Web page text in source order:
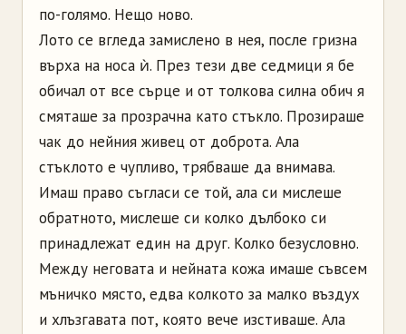
по-голямо. Нещо ново.
Лото се вгледа замислено в нея, после гризна
върха на носа ѝ. През тези две седмици я бе
обичал от все сърце и от толкова силна обич я
смяташе за прозрачна като стъкло. Прозираше
чак до нейния живец от доброта. Ала
стъклото е чупливо, трябваше да внимава.
Имаш право съгласи се той, ала си мислеше
обратното, мислеше си колко дълбоко си
принадлежат един на друг. Колко безусловно.
Между неговата и нейната кожа имаше съвсем
мъничко място, едва колкото за малко въздух
и хлъзгавата пот, която вече изстиваше. Ала